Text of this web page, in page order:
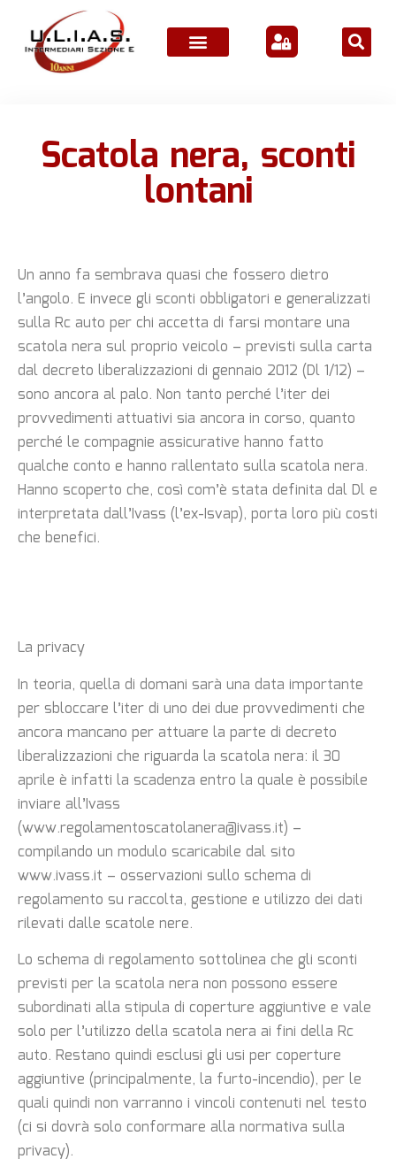
Scatola nera, sconti
lontani
Un anno fa sembrava quasi che fossero dietro
l’angolo. E invece gli sconti obbligatori e generalizzati
sulla Rc auto per chi accetta di farsi montare una
scatola nera sul proprio veicolo – previsti sulla carta
dal decreto liberalizzazioni di gennaio 2012 (Dl 1/12) –
sono ancora al palo. Non tanto perché l’iter dei
provvedimenti attuativi sia ancora in corso, quanto
perché le compagnie assicurative hanno fatto
qualche conto e hanno rallentato sulla scatola nera.
Hanno scoperto che, così com’è stata definita dal Dl e
interpretata dall’Ivass (l’ex-Isvap), porta loro più costi
che benefici.
La privacy
In teoria, quella di domani sarà una data importante
per sbloccare l’iter di uno dei due provvedimenti che
ancora mancano per attuare la parte di decreto
liberalizzazioni che riguarda la scatola nera: il 30
aprile è infatti la scadenza entro la quale è possibile
inviare all’Ivass
(www.regolamentoscatolanera@ivass.it) –
compilando un modulo scaricabile dal sito
www.ivass.it – osservazioni sullo schema di
regolamento su raccolta, gestione e utilizzo dei dati
rilevati dalle scatole nere.
Lo schema di regolamento sottolinea che gli sconti
previsti per la scatola nera non possono essere
subordinati alla stipula di coperture aggiuntive e vale
solo per l’utilizzo della scatola nera ai fini della Rc
auto. Restano quindi esclusi gli usi per coperture
aggiuntive (principalmente, la furto-incendio), per le
quali quindi non varranno i vincoli contenuti nel testo
(ci si dovrà solo conformare alla normativa sulla
privacy).